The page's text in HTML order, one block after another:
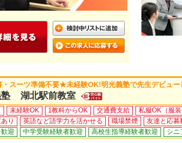
スーツ準備不要★未経験OK!明光義塾で先生デビュー
塾 湖北駅前教室
未経験OK 1教科からOK 交通費支給 私服OK（服装
り
英語など語学力を活かせる 職場禁煙 友達と応募
迎
中学受験経験者歓迎 高校生指導経験者歓迎 シニ